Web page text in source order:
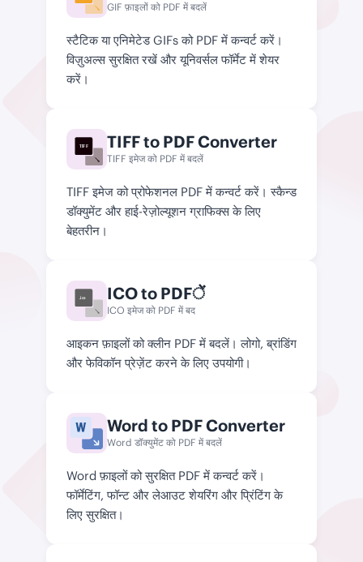
GIF फ़ाइलों को PDF में बदलें
स्टैटिक या एनिमेटेड GIFs को PDF में कन्वर्ट करें।
विज़ुअल्स सुरक्षित रखें और यूनिवर्सल फॉर्मेट में शेयर
करें।
TIFF TIFF to PDF Converter
TIFF इमेज को PDF में बदलें
TIFF इमेज को प्रोफेशनल PDF में कन्वर्ट करें। स्कैन्ड
डॉक्युमेंट और हाई-रेज़ोल्यूशन ग्राफिक्स के लिए
बेहतरीन।
.ico ICO to PDFें
ICO इमेज को PDF में बद
आइकन फ़ाइलों को क्लीन PDF में बदलें। लोगो, ब्रांडिंग
और फेविकॉन प्रेज़ेंट करने के लिए उपयोगी।
Word to PDF Converter
Word डॉक्युमेंट को PDF में बदलें
Word फ़ाइलों को सुरक्षित PDF में कन्वर्ट करें।
फॉर्मेटिंग, फॉन्ट और लेआउट शेयरिंग और प्रिंटिंग के
लिए सुरक्षित।